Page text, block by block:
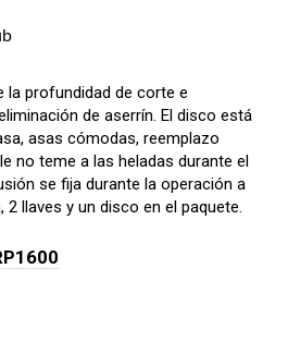
la profundidad de corte e
de aserrín. El disco está
asas cómodas, reemplazo
no teme a las heladas durante el
se fija durante la operación a
2 llaves y un disco en el paquete.